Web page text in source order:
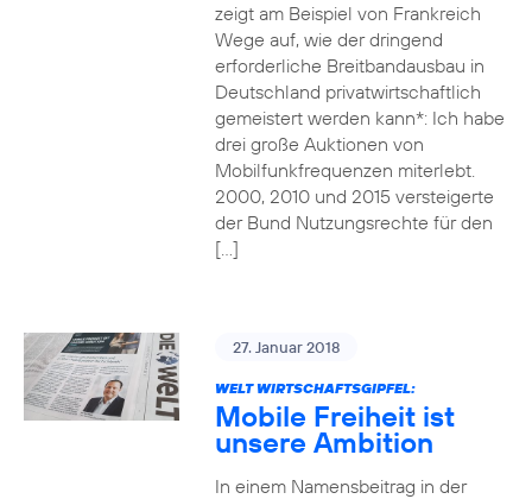
zeigt am Beispiel von Frankreich
Wege auf, wie der dringend
erforderliche Breitbandausbau in
Deutschland privatwirtschaftlich
gemeistert werden kann*: Ich habe
drei große Auktionen von
Mobilfunkfrequenzen miterlebt.
2000, 2010 und 2015 versteigerte
der Bund Nutzungsrechte für den
[…]
27. Januar 2018
WELT WIRTSCHAFTSGIPFEL:
Mobile Freiheit ist
unsere Ambition
In einem Namensbeitrag in der